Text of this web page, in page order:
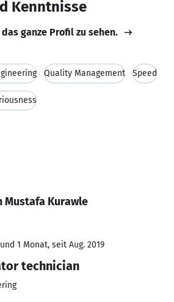
Kenntnisse
ganze Profil zu sehen.
Quality Management Speed
Mustafa Kurawle
1 Monat, seit Aug. 2019
technician